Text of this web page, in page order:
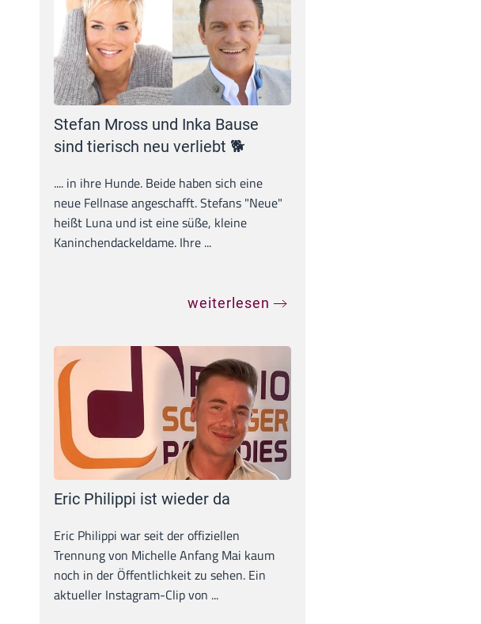
Stefan Mross und Inka Bause
sind tierisch neu verliebt 🐕
.... in ihre Hunde. Beide haben sich eine
neue Fellnase angeschafft. Stefans "Neue"
heißt Luna und ist eine süße, kleine
Kaninchendackeldame. Ihre ...
weiterlesen
Eric Philippi ist wieder da
Eric Philippi war seit der offiziellen
Trennung von Michelle Anfang Mai kaum
noch in der Öffentlichkeit zu sehen. Ein
aktueller Instagram-Clip von ...